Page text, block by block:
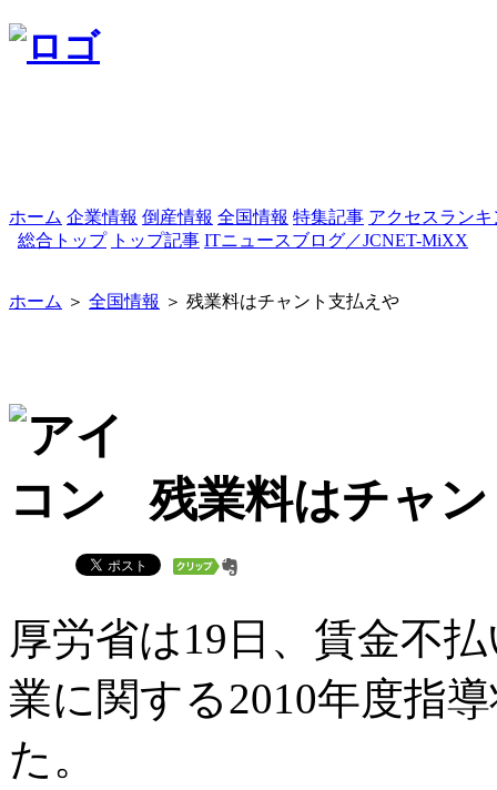
ホーム 企業情報 倒産情報 全国情報 特集記事 アクセスランキ
総合トップ トップ記事 ITニュースブログ／JCNET-MiXX
ホーム ＞ 全国情報 ＞ 残業料はチャント支払えや
残業料はチャ
厚労省は19日、賃金不
業に関する2010年度指
た。